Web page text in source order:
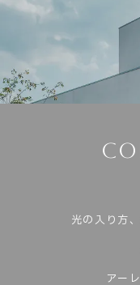
光の入り方
アー